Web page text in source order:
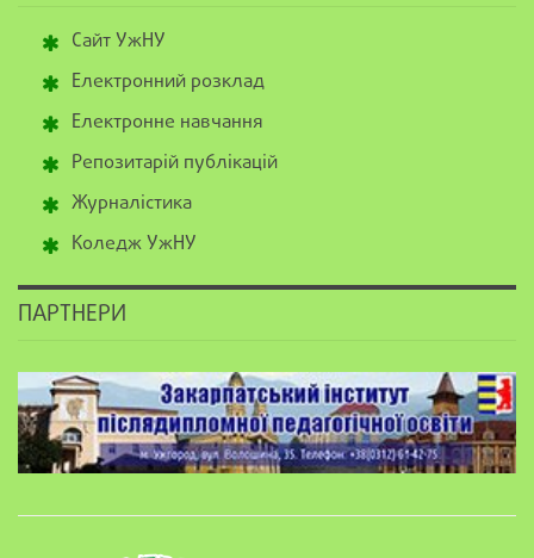
Сайт УжНУ
Електронний розклад
Електронне навчання
Репозитарій публікацій
Журналістика
Коледж УжНУ
ПАРТНЕРИ